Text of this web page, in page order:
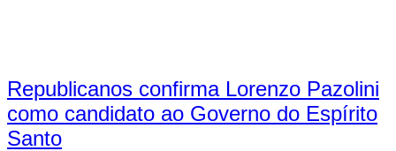
Republicanos confirma Lorenzo Pazolini
como candidato ao Governo do Espírito
Santo